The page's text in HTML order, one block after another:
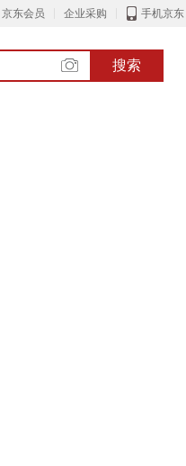
京东会员 企业采购 手机京东
搜索